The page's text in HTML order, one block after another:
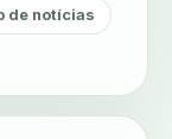
de notícias